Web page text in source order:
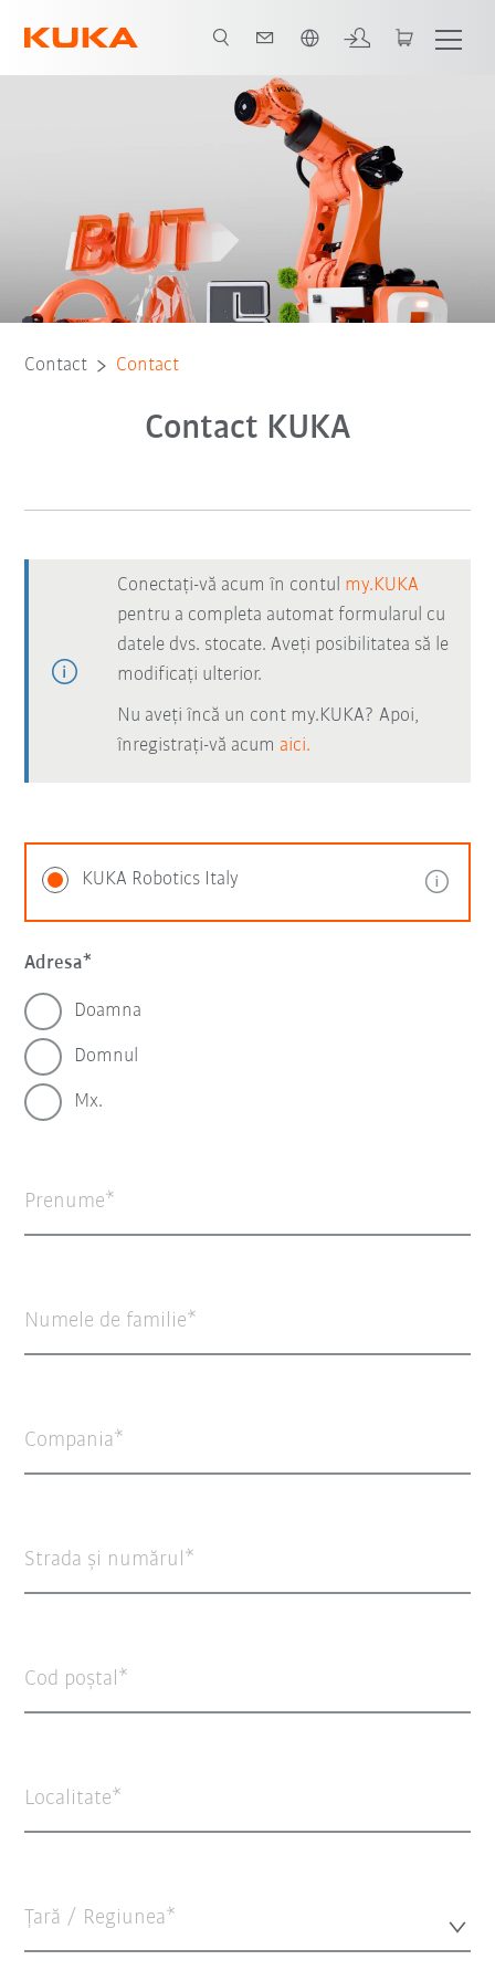
Contact Contact
Contact KUKA
Conectați-vă acum în contul my.KUKA
pentru a completa automat formularul cu
datele dvs. stocate. Aveți posibilitatea să le
modificați ulterior.
Nu aveți încă un cont my.KUKA? Apoi,
înregistrați-vă acum aici.
KUKA Robotics Italy
Adresa
Doamna
Domnul
Mx.
Prenume
Numele de familie
Compania
Strada şi numărul
Cod poștal
Localitate
Țară / Regiunea*